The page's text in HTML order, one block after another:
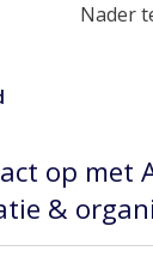
Nader
op met
&